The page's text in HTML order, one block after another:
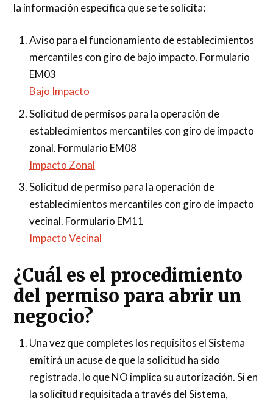
la información específica que se te solicita:
Aviso para el funcionamiento de establecimientos
mercantiles con giro de bajo impacto. Formulario
EM03
Bajo Impacto
Solicitud de permisos para la operación de
establecimientos mercantiles con giro de impacto
zonal. Formulario EM08
Impacto Zonal
Solicitud de permiso para la operación de
establecimientos mercantiles con giro de impacto
vecinal. Formulario EM11
Impacto Vecinal
¿Cuál es el procedimiento
del permiso para abrir un
negocio?
Una vez que completes los requisitos el Sistema
emitirá un acuse de que la solicitud ha sido
registrada, lo que NO implica su autorización. Si en
la solicitud requisitada a través del Sistema,